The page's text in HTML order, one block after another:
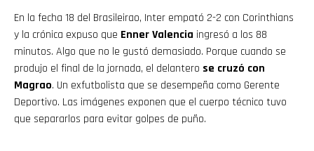
En la fecha 18 del Brasileirao, Inter empató 2-2 con Corinthians
y la crónica expuso que Enner Valencia ingresó a los 88
minutos. Algo que no le gustó demasiado. Porque cuando se
produjo el final de la jornada, el delantero se cruzó con
Magrao. Un exfutbolista que se desempeña como Gerente
Deportivo. Las imágenes exponen que el cuerpo técnico tuvo
que separarlos para evitar golpes de puño.